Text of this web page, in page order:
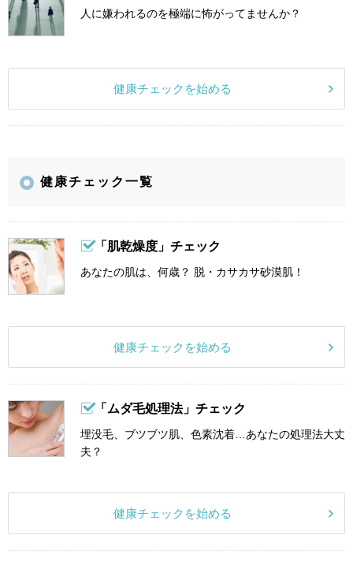
人に嫌われるのを極端に怖がってませんか？
健康チェックを始める
健康チェック一覧
「肌乾燥度」チェック
あなたの肌は、何歳？ 脱・カサカサ砂漠肌！
健康チェックを始める
「ムダ毛処理法」チェック
埋没毛、ブツブツ肌、色素沈着…あなたの処理法大丈
夫？
健康チェックを始める